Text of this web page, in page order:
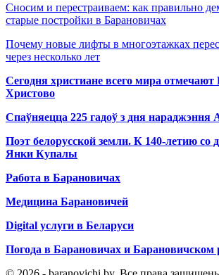
Сносим и перестраиваем: как правильно
старые постройки в Барановичах
Почему новые лифты в многоэтажках
через несколько лет
Сегодня христиане всего мира отмечают
Христово
Спаўняецца 225 гадоў з дня нараджэння
Поэт белорусской земли. К 140-летию со
Янки Купалы
Работа в Барановичах
Медицина Барановичей
Digital услуги в Беларуси
Погода в Барановичах и Барановичском